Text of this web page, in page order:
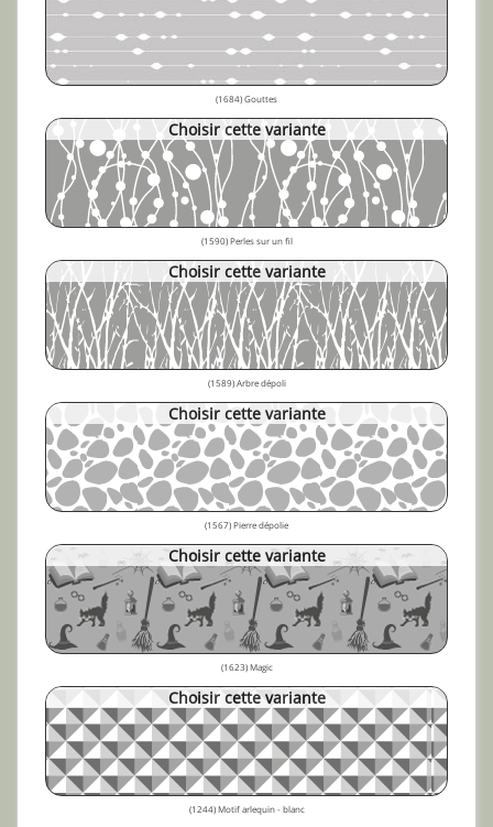
(1684) Gouttes
Choisir cette variante
(1590) Perles sur un fil
Choisir cette variante
(1589) Arbre dépoli
Choisir cette variante
(1567) Pierre dépolie
Choisir cette variante
(1623) Magic
Choisir cette variante
(1244) Motif arlequin - blanc